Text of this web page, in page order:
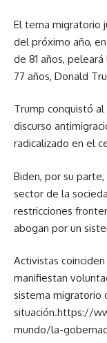
El tema migratorio
del próximo año,
de 81 años,
77 años, Donald
Trump conquistó
discurso
radicalizado en el
Biden, por su
sector de la
restricciones
abogan por un
Activistas
manifiestan
sistema migratorio
situación.https://
mundo/la-